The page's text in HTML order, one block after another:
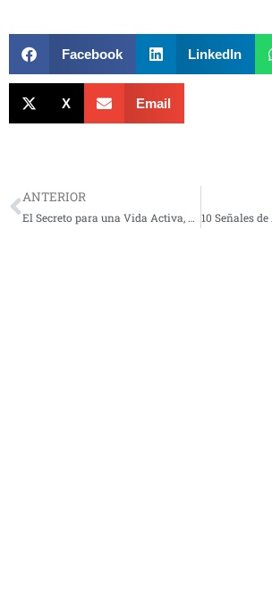
Facebook LinkedIn
X Email
ANTERIOR
El Secreto para una Vida Activa, Sin Dolor y con Menos Lesiones: Los estiramientos